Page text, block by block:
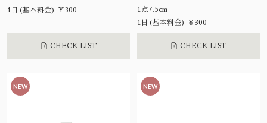
1日(基本料金) ¥300
CHECK LIST
1点7.5cm
1日(基本料金) ¥300
CHECK LIST
NEW NEW